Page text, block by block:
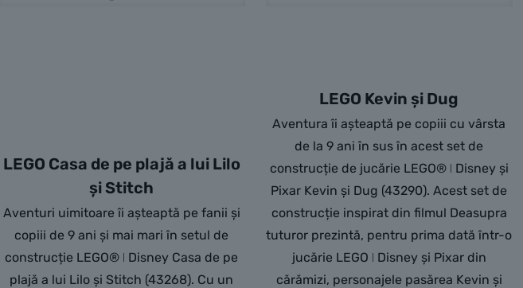
LEGO Casa de pe plajă a lui Lilo
și Stitch
Aventuri uimitoare îi așteaptă pe fanii și
copiii de 9 ani și mai mari în setul de
construcție LEGO® ǀ Disney Casa de pe
plajă a lui Lilo și Stitch (43268). Cu un
LEGO Kevin și Dug
Aventura îi așteaptă pe copiii cu vârsta
de la 9 ani în sus în acest set de
construcție de jucărie LEGO® ǀ Disney și
Pixar Kevin și Dug (43290). Acest set de
construcție inspirat din filmul Deasupra
tuturor prezintă, pentru prima dată într-o
jucărie LEGO ǀ Disney și Pixar din
cărămizi, personajele pasărea Kevin și